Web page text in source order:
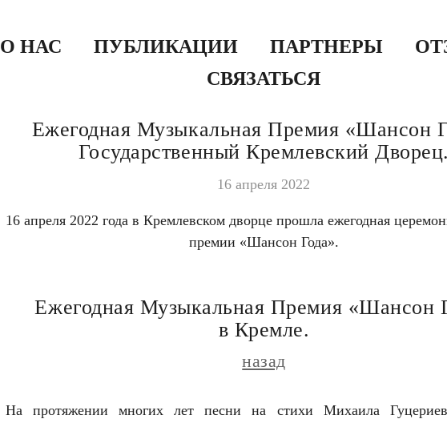
О НАС ПУБЛИКАЦИИ ПАРТНЕРЫ
СВЯЗАТЬСЯ
Ежегодная Музыкальная Премия «Шансон
Государственный Кремлевский Дворец.
16 апреля 2022
16 апреля 2022 года в Кремлевском дворце прошла ежегодная
премии «Шансон Года».
Ежегодная Музыкальная Премия «Шансон
в Кремле.
назад
На протяжении многих лет песни на стихи Михаила